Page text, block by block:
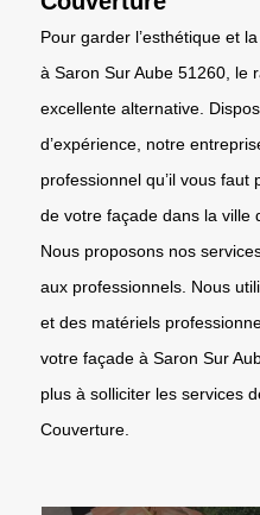
Pour garder l’esthétique et
à Saron Sur Aube 51260, le
excellente alternative.
d’expérience, notre
professionnel qu’il vous faut
de votre façade dans la ville
Nous proposons nos
aux professionnels. Nous
et des matériels
votre façade à Saron Sur
plus à solliciter les services
Couverture.